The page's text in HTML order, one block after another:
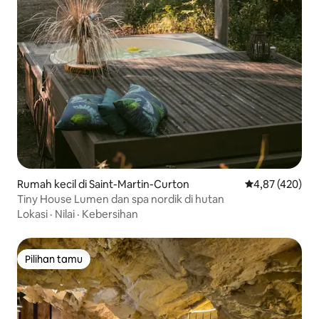
Rumah kecil di Saint-Martin-Curton Nilai rata-rata
4,87 (420)
Tiny House Lumen dan spa nordik di hutan
Lokasi · Nilai · Kebersihan
Pilihan tamu
Pilihan tamu